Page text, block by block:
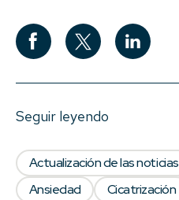
Seguir leyendo
Actualización de las noticias
Ansiedad
Cicatrización